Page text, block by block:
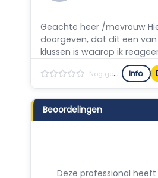
Geachte heer /mevrouw
doorgeven, dat dit een
klussen is waarop ik
Nog geen reviews Info
Beoordelingen
Deze professional